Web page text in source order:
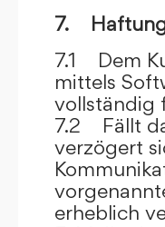
7. Haftung
7.1 Dem
mittels
vollständig
7.2 Fällt
verzögert
erheblich